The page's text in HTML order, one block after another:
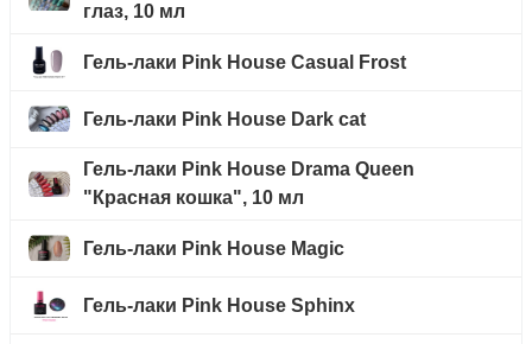
глаз, 10 мл
Гель-лаки Pink House Casual Frost
Гель-лаки Pink House Dark cat
Гель-лаки Pink House Drama Queen
"Красная кошка", 10 мл
Гель-лаки Pink House Magic
Гель-лаки Pink House Sphinx